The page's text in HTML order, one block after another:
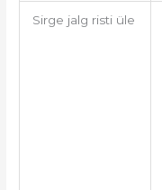
Sirge jalg risti üle